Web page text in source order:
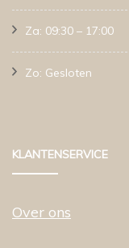
Za: 09:30 – 17:00
Zo: Gesloten
KLANTENSERVICE
Over ons